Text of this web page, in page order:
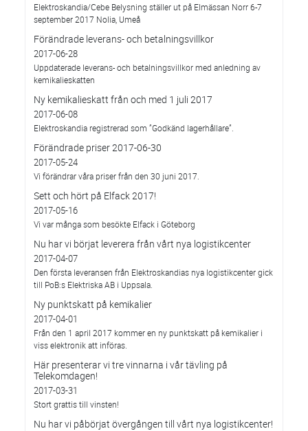
Elektroskandia/Cebe Belysning ställer ut på Elmässan Norr 6-7
september 2017 Nolia, Umeå
Förändrade leverans- och betalningsvillkor
2017-06-28
Uppdaterade leverans- och betalningsvillkor med anledning av
kemikalieskatten
Ny kemikalieskatt från och med 1 juli 2017
2017-06-08
Elektroskandia registrerad som ”Godkänd lagerhållare”.
Förändrade priser 2017-06-30
2017-05-24
Vi förändrar våra priser från den 30 juni 2017.
Sett och hört på Elfack 2017!
2017-05-16
Vi var många som besökte Elfack i Göteborg
Nu har vi börjat leverera från vårt nya logistikcenter
2017-04-07
Den första leveransen från Elektroskandias nya logistikcenter gick
till PoB:s Elektriska AB i Uppsala.
Ny punktskatt på kemikalier
2017-04-01
Från den 1 april 2017 kommer en ny punktskatt på kemikalier i
viss elektronik att införas.
Här presenterar vi tre vinnarna i vår tävling på
Telekomdagen!
2017-03-31
Stort grattis till vinsten!
Nu har vi påbörjat övergången till vårt nya logistikcenter!